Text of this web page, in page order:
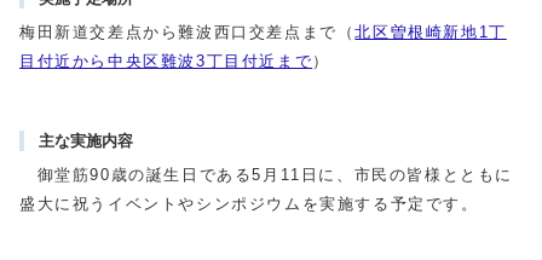
梅田新道交差点から難波西口交差点まで（北区曽根崎新地1丁
目付近から中央区難波3丁目付近まで ）
主な実施内容
御堂筋90歳の誕生日である5月11日に、市民の皆様とともに
盛大に祝うイベントやシンポジウムを実施する予定です。